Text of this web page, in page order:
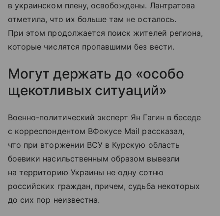
в украинском плену, освобождены. Лантратова
отметила, что их больше там не осталось.
При этом продолжается поиск жителей региона,
которые числятся пропавшими без вести.
Могут держать до «особо
щекотливых ситуаций»
Военно-политический эксперт Ян Гагин в беседе
с корреспондентом ВФокусе Mail рассказал,
что при вторжении ВСУ в Курскую область
боевики насильственным образом вывезли
на территорию Украины не одну сотню
российских граждан, причем, судьба некоторых
до сих пор неизвестна.